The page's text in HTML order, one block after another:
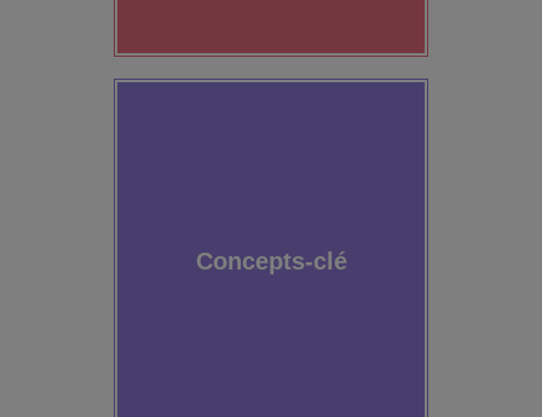
Concepts-clé